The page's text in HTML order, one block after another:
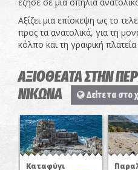
Αξίζει μια επίσκεψη ως το
προς τα ανατολικά, για τη
κόλπο και τη γραφική
ΑΞΙΟΘΕΑΤΑ ΣΤΗΝ
ΝΙΚΩΝΑ
Δείτε τα στο
Καταφύγι